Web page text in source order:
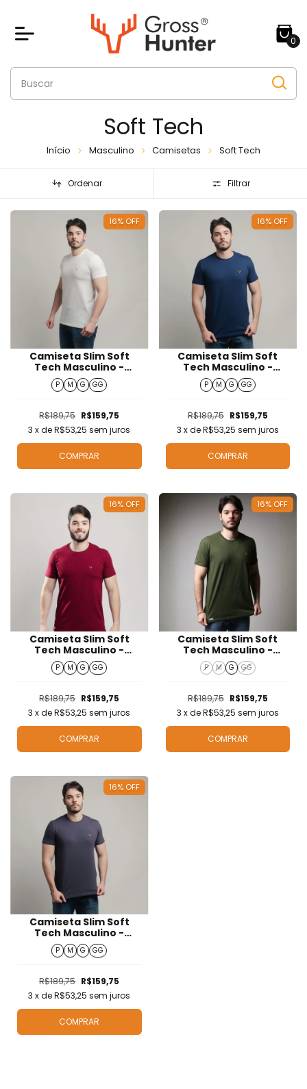
0
Soft Tech
Início Masculino Camisetas Soft Tech
Ordenar Filtrar
16% OFF
Camiseta Slim Soft
Tech Masculino -
T424211
P M G GG
R$189,75 R$159,75
3 x deR$53,25 sem juros
COMPRAR
16% OFF
Camiseta Slim Soft
Tech Masculino -
T424207
P M G GG
R$189,75 R$159,75
3 x deR$53,25 sem juros
COMPRAR
16% OFF
Camiseta Slim Soft
Tech Masculino -
T424205
P M G GG
R$189,75 R$159,75
3 x deR$53,25 sem juros
COMPRAR
16% OFF
Camiseta Slim Soft
Tech Masculino -
T424221
P M G GG
R$189,75 R$159,75
3 x deR$53,25 sem juros
COMPRAR
16% OFF
Camiseta Slim Soft
Tech Masculino -
T424215
P M G GG
R$189,75 R$159,75
3 x deR$53,25 sem juros
COMPRAR